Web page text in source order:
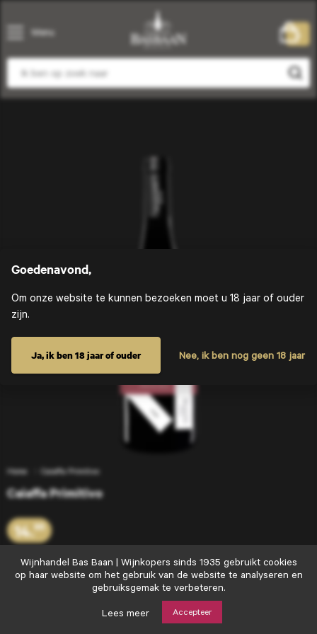
Menu
Home Caiaffa Primitivo
Caiaffa Primitivo
14.95
+ Voeg toe
Goedenavond,
Om onze website te kunnen bezoeken moet u 18 jaar of ouder
zijn.
Ja, ik ben 18 jaar of ouder Nee, ik ben nog geen 18 jaar
Wijnhandel
Bas
Baan
Wijnhandel Bas Baan | Wijnkopers sinds 1935 gebruikt cookies
op haar website om het gebruik van de website te analyseren en
gebruiksgemak te verbeteren.
Lees meer Accepteer